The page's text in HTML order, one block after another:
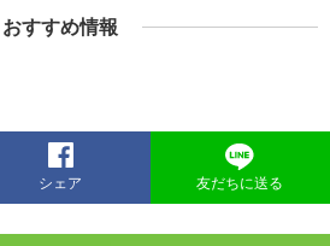
おすすめ情報
シェア 友だちに送る